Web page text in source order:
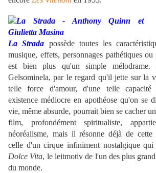
La Strada possède toutes les
musique, effets, personnages pathétiques
est bien plus qu'un simple mélodrame.
Gelsominela, par le regard qu'il jette sur la
telle force d'amour, d'une telle capacité
existence médiocre en apothéose qu'on se
vie, même absurde, pourrait bien se cacher
film, profondément spiritualiste,
néoréalisme, mais il résonne déjà de cette
celle d'un cirque infiniment nostalgique qui
Dolce Vita, le leitmotiv de l'un des plus
du monde.